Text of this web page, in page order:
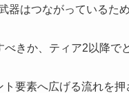
器はつながっているた
きか、ティア2以降で
要素へ広げる流れを